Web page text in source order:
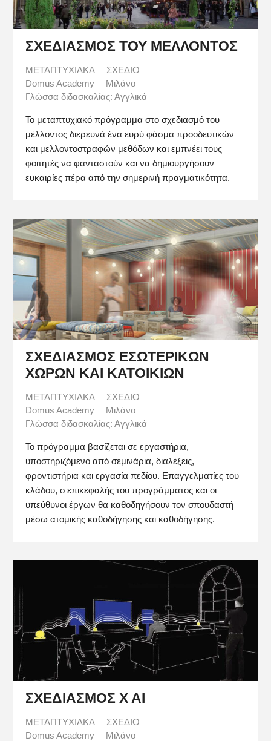
ΣΧΕΔΙΑΣΜΟΣ ΤΟΥ ΜΕΛΛΟΝΤΟΣ
ΜΕΤΑΠΤΥΧΙΑΚΑ
ΣΧΕΔΙΟ
Domus Academy
Μιλάνο
Γλώσσα διδασκαλίας: Αγγλικά
Το μεταπτυχιακό πρόγραμμα στο σχεδιασμό του
μέλλοντος διερευνά ένα ευρύ φάσμα προοδευτικών
και μελλοντοστραφών μεθόδων και εμπνέει τους
φοιτητές να φανταστούν και να δημιουργήσουν
ευκαιρίες πέρα από την σημερινή πραγματικότητα.
ΣΧΕΔΙΑΣΜΟΣ ΕΣΩΤΕΡΙΚΩΝ
ΧΩΡΩΝ ΚΑΙ ΚΑΤΟΙΚΙΩΝ
ΜΕΤΑΠΤΥΧΙΑΚΑ
ΣΧΕΔΙΟ
Domus Academy
Μιλάνο
Γλώσσα διδασκαλίας: Αγγλικά
Το πρόγραμμα βασίζεται σε εργαστήρια,
υποστηριζόμενο από σεμινάρια, διαλέξεις,
φροντιστήρια και εργασία πεδίου. Επαγγελματίες του
κλάδου, ο επικεφαλής του προγράμματος και οι
υπεύθυνοι έργων θα καθοδηγήσουν τον σπουδαστή
μέσω ατομικής καθοδήγησης και καθοδήγησης.
ΣΧΕΔΙΑΣΜΟΣ X AI
ΜΕΤΑΠΤΥΧΙΑΚΑ
ΣΧΕΔΙΟ
Domus Academy
Μιλάνο